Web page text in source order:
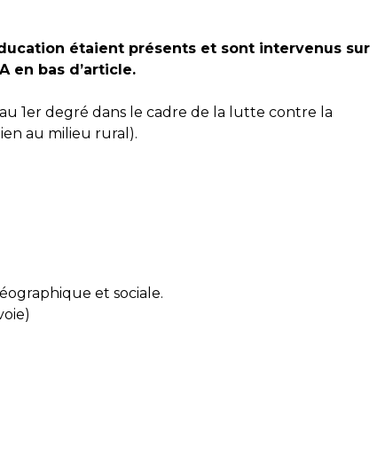
étaient présents et sont intervenus sur
en bas d’article.
1er degré dans le cadre de la lutte contre la
au milieu rural).
et sociale.